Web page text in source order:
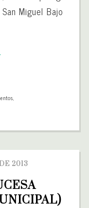
Miguel Bajo
,
2013